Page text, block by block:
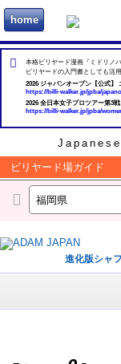
home ビリヲカ
本格ビリヤード漫画『ミドリノ
ビリヤードの入門書としても活
2026 ジャパンオープン【公式】
https://billi-walker.jp/jpba/
2026 全日本女子プロツアー第3
https://billi-walker.jp/jpba/
Japanese
ビリヤード場ガイド
進化版シャ